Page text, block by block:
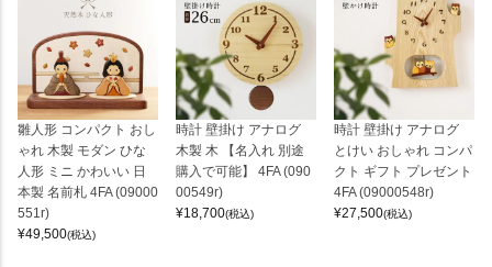
雛人形 コンパクト おし
ゃれ 木製 モダン ひな
人形 ミニ かわいい 日
本製 名前札 4FA (09000
551r)
¥49,500(税込)
時計 壁掛け アナログ
木製 木 【名入れ 別途
購入で可能】 4FA (090
00549r)
¥18,700(税込)
時計 壁掛け アナログ
とけい おしゃれ コンパ
クト ギフト プレゼント
4FA (09000548r)
¥27,500(税込)